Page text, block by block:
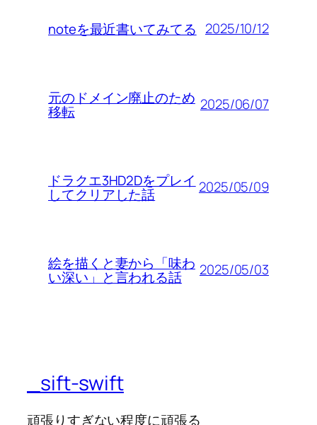
noteを最近書いてみてる 2025/10/12
元のドメイン廃止のため
移転 2025/06/07
ドラクエ3HD2Dをプレイ
してクリアした話 2025/05/09
絵を描くと妻から「味わ
い深い」と言われる話 2025/05/03
_sift-swift
頑張りすぎない程度に頑張る